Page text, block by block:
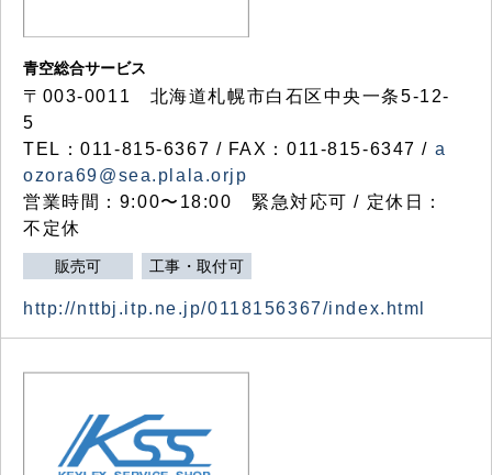
青空総合サービス
〒003-0011 北海道札幌市白石区中央一条5-12-
5
TEL：011-815-6367 / FAX：011-815-6347 / a
ozora69@sea.plala.orjp
営業時間：9:00〜18:00 緊急対応可 / 定休日：
不定休
販売可 工事・取付可
http://nttbj.itp.ne.jp/0118156367/index.html